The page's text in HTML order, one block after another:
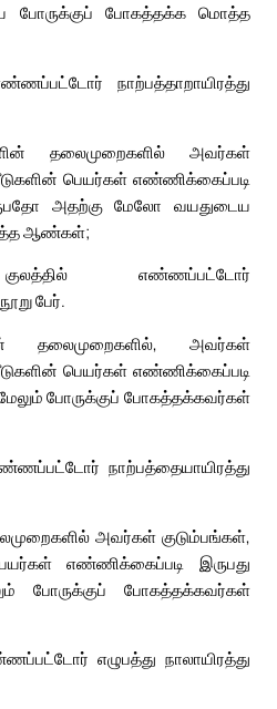
போருக்குப் போகத்தக்க மொத்த
நாற்பத்தாறாயிரத்து
தலைமுறைகளில் அவர்கள்
பெயர்கள் எண்ணிக்கைப்படி
அதற்கு மேலோ வயதுடைய
ஆண்கள்;
எண்ணப்பட்டோர்
பேர்.
தலைமுறைகளில், அவர்கள்
பெயர்கள் எண்ணிக்கைப்படி
போருக்குப் போகத்தக்கவர்கள்
நாற்பத்தையாயிரத்து
அவர்கள் குடும்பங்கள்,
எண்ணிக்கைப்படி இருபது
போருக்குப் போகத்தக்கவர்கள்
எழுபத்து நாலாயிரத்து